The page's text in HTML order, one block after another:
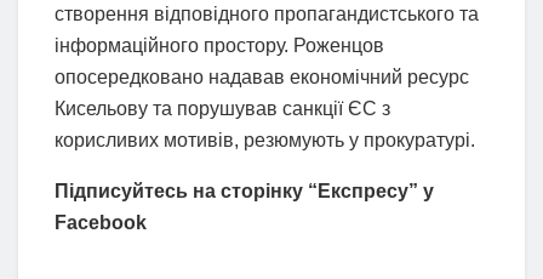
створення відповідного пропагандистського та
інформаційного простору. Роженцов
опосередковано надавав економічний ресурс
Кисельову та порушував санкції ЄС з
корисливих мотивів, резюмують у прокуратурі.
Підписуйтесь на сторінку “Експресу” у
Facebook